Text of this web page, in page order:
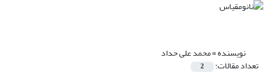
نویسنده =محمد علی حداد
تعداد مقالات: 2